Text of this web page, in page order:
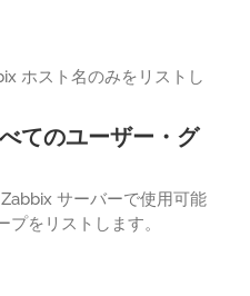
ホスト名のみをリストし
てのユーザー・グ
サーバーで使用可能
をリストします。